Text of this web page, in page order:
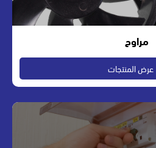
مراوح
عرض المنتجات